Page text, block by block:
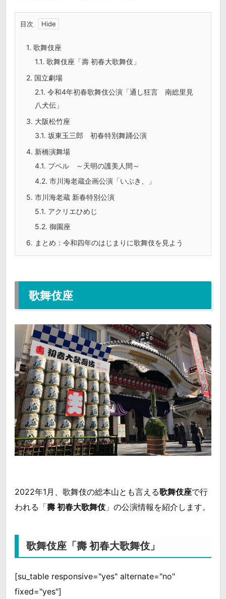
目次
1. 歌舞伎座
1.1. 歌舞伎座「壽 初春大歌舞伎」
2. 国立劇場
2.1. 令和4年初春歌舞伎公演「通し狂言 南総里見
八犬伝」
3. 大阪松竹座
3.1. 坂東玉三郎 初春特別舞踊公演
4. 新橋演舞場
4.1. プペル ～天明の護美人間～
4.2. 市川海老蔵企画公演「いぶき、」
5. 市川海老蔵 新春特別公演
5.1. アクリエひめじ
5.2. 御園座
6. まとめ：令和四年のはじまりに歌舞伎を見よう
歌舞伎座
2022年1月、歌舞伎の総本山とも言える歌舞伎座で行
われる「壽 初春大歌舞伎 」の公演情報を紹介します。
歌舞伎座「壽 初春大歌舞伎」
[su_table responsive="yes" alternate="no"
fixed="yes"]